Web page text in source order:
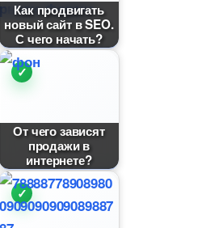
Как продвигать
новый сайт в SEO.
С чего начать?
От чего зависят
продажи
интернете?